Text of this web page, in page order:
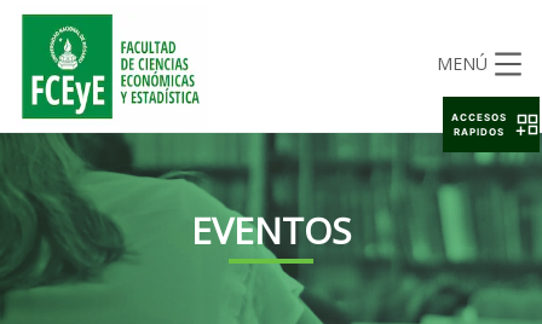
MENÚ
EVENTOS
ACCESOS
RAPIDOS